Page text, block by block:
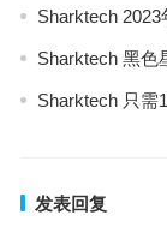
Sharktech
Sharktech 黑色
Sharktech 只需
发表回复